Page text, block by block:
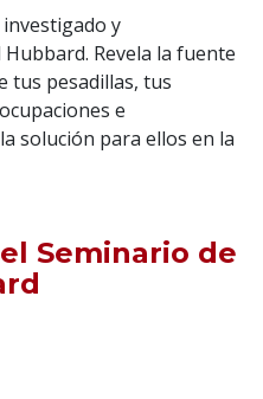
investigado y
Revela la fuente
tus pesadillas, tus
e
solución para ellos en la
Seminario de